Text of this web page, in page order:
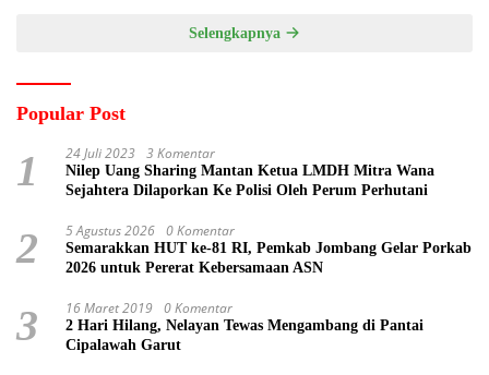
Selengkapnya
Popular Post
1 24 Juli 2023 3 Komentar
Nilep Uang Sharing Mantan Ketua LMDH Mitra Wana
Sejahtera Dilaporkan Ke Polisi Oleh Perum Perhutani
2 5 Agustus 2026 0 Komentar
Semarakkan HUT ke-81 RI, Pemkab Jombang Gelar Porkab
2026 untuk Pererat Kebersamaan ASN
3 16 Maret 2019 0 Komentar
2 Hari Hilang, Nelayan Tewas Mengambang di Pantai
Cipalawah Garut